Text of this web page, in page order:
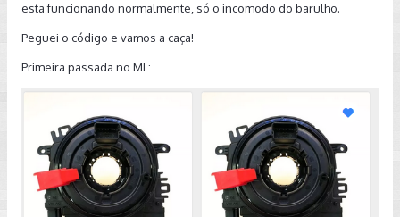
esta funcionando normalmente, só o incomodo do barulho.
Peguei o código e vamos a caça!
Primeira passada no ML: